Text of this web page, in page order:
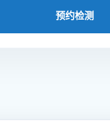
预约检测